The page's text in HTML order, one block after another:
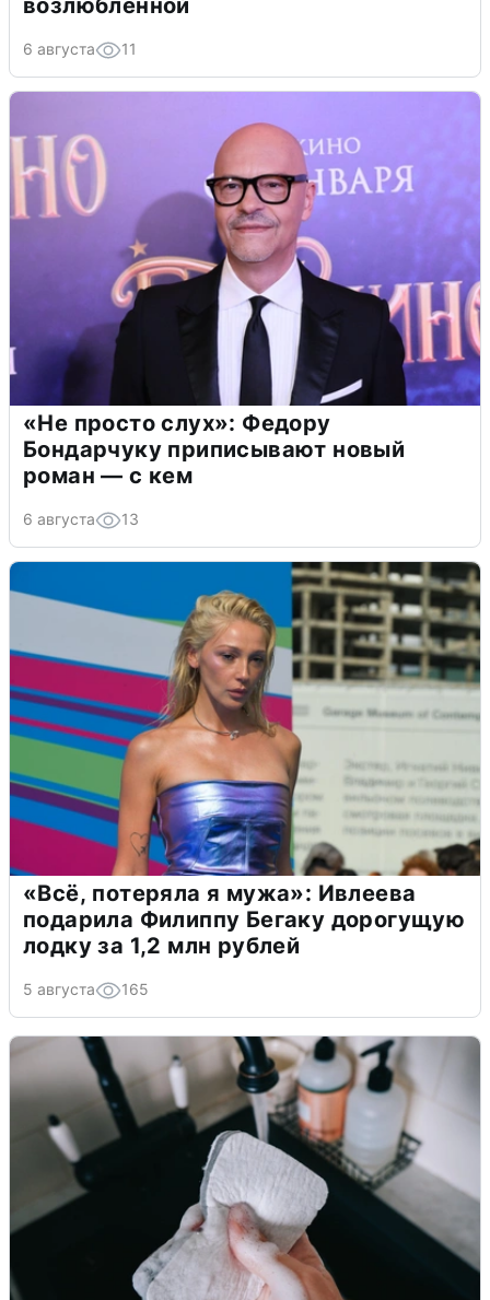
6 августа 11
«Не просто слух»: Федору
Бондарчуку приписывают новый
роман — с кем
6 августа 13
«Всё, потеряла я мужа»: Ивлеева
подарила Филиппу Бегаку дорогущую
лодку за 1,2 млн рублей
5 августа 165